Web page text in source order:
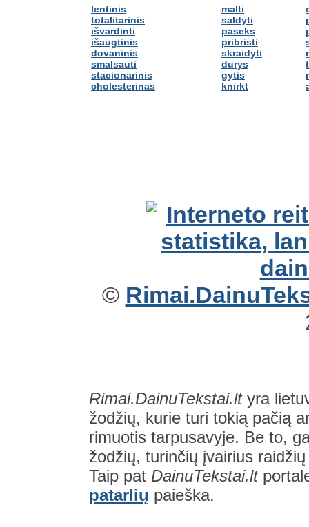
lentinis
totalitarinis
išvardinti
išaugtinis
dovaninis
smalsauti
stacionarinis
cholesterinas
malti
saldyti
paseks
pribristi
skraidyti
durys
gytis
knirkt
©
Rimai.DainuTekstai.ltyra
žodžių, kurie turi tokią pačią
rimuotis tarpusavyje. Be to,
žodžių, turinčių įvairius
Taip pat DainuTekstai.lt
patarlių paieška.